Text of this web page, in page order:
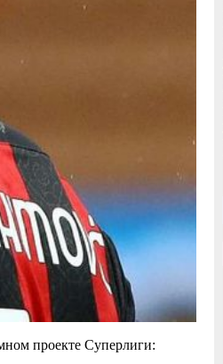
проекте Суперлиги: